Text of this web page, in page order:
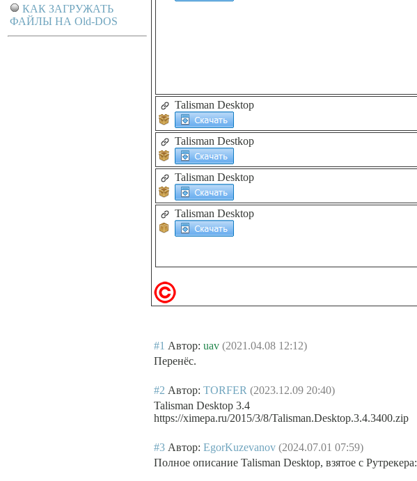
КАК ЗАГРУЖАТЬ
ФАЙЛЫ НА Old-DOS
Talisman Desktop
Talisman Destkop
Talisman Desktop
Talisman Desktop
#1 Автор: uav (2021.04.08 12:12)
Перенёс.
#2 Автор: TORFER (2023.12.09 20:40)
Talisman Desktop 3.4
https://ximepa.ru/2015/3/8/Talisman.Desktop.3.4.3400.zip
#3 Автор: EgorKuzevanov (2024.07.01 07:59)
Полное описание Talisman Desktop, взятое с Рутрекера: